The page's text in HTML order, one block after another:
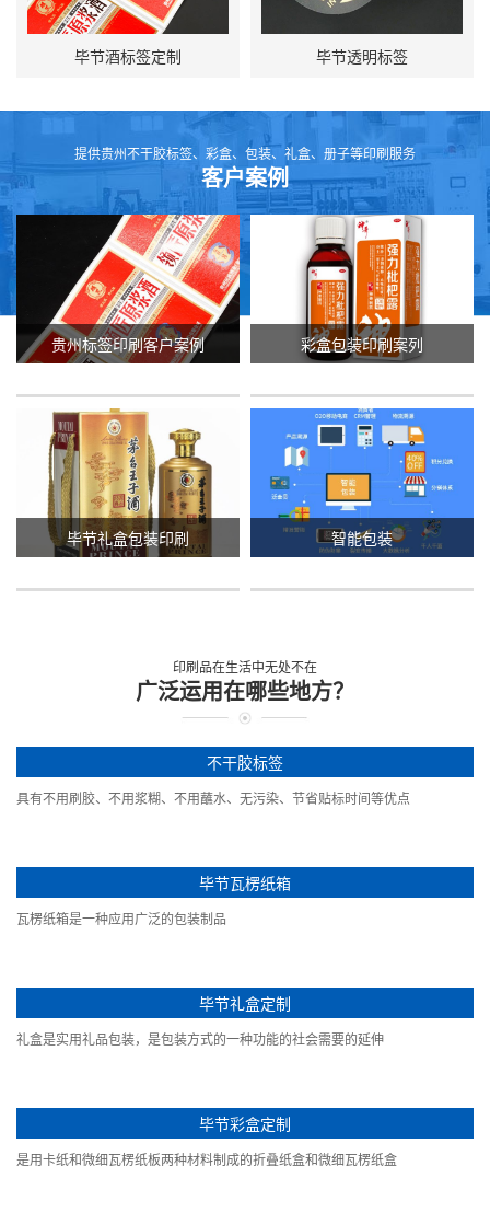
毕节酒标签定制 毕节透明标签
提供贵州不干胶标签、彩盒、包装、礼盒、册子等印刷服务
客户案例
贵州标签印刷客户案例 彩盒包装印刷案列
毕节礼盒包装印刷 智能包装
印刷品在生活中无处不在
广泛运用在哪些地方？
不干胶标签
具有不用刷胶、不用浆糊、不用蘸水、无污染、节省贴标时间等优点
毕节瓦楞纸箱
瓦楞纸箱是一种应用广泛的包装制品
毕节礼盒定制
礼盒是实用礼品包装，是包装方式的一种功能的社会需要的延伸
毕节彩盒定制
是用卡纸和微细瓦楞纸板两种材料制成的折叠纸盒和微细瓦楞纸盒